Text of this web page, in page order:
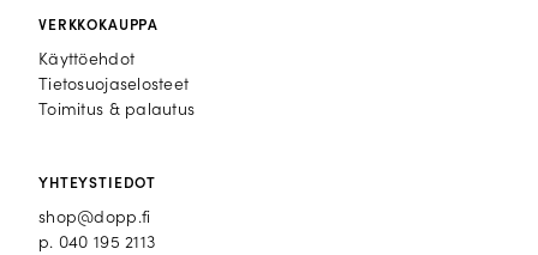
VERKKOKAUPPA
Käyttöehdot
Tietosuojaselosteet
Toimitus & palautus
YHTEYSTIEDOT
shop@dopp.fi
p. 040 195 2113